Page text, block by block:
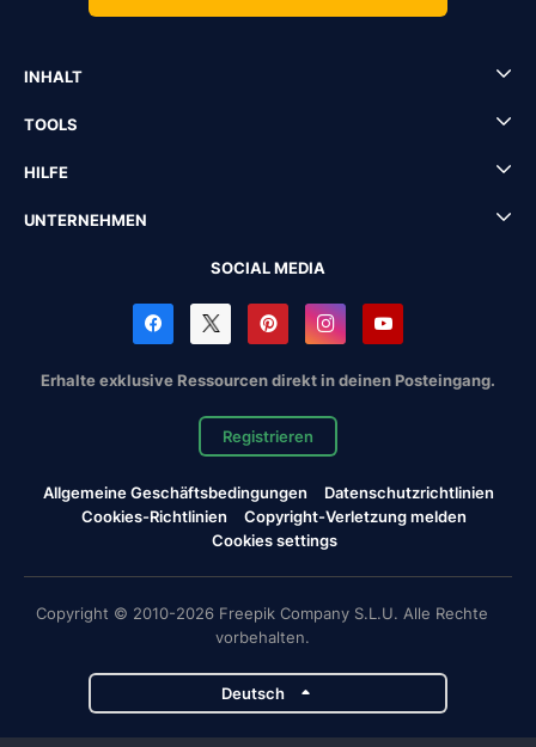
INHALT
TOOLS
HILFE
UNTERNEHMEN
SOCIAL MEDIA
Erhalte exklusive Ressourcen direkt in deinen Posteingang.
Registrieren
Allgemeine Geschäftsbedingungen
Datenschutzrichtlinien
Cookies-Richtlinien
Copyright-Verletzung melden
Cookies settings
Copyright © 2010-2026 Freepik Company S.L.U. Alle Rechte
vorbehalten.
Deutsch